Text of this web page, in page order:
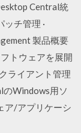
Central統
チ管理 ·
製品概要
トウェアを展開
ライアント管理
Windows用ソ
ア/アプリケーシ